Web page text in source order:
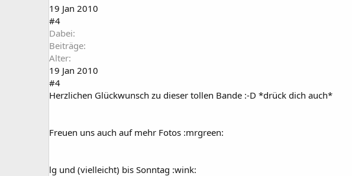
19 Jan 2010
#4
Dabei
Beiträge
Alter
19 Jan 2010
#4
Herzlichen Glückwunsch zu dieser tollen Bande :-D *drück dich auch*
Freuen uns auch auf mehr Fotos :mrgreen:
lg und (vielleicht) bis Sonntag :wink: